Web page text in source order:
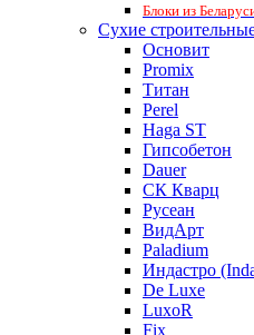
Блоки из
Сухие
Основит
Promix
Титан
Perel
Haga ST
Гипсобетон
Dauer
СК Кварц
Русеан
ВидАрт
Paladium
Индастро
De Luxe
LuxoR
Fix